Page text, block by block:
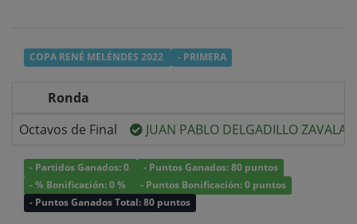
COPA RENÉ MELÉNDES 2022 - PRIMERA
Ronda
Octavos de Final
JUAN PABLO DELGADILLO ZAVALA
- Partidos Ganados: 0
- Puntos Ganados: 80 puntos
- % Bonificación: 0 %
- Puntos Bonificación: 0 puntos
- Puntos Ganados Total: 80 puntos